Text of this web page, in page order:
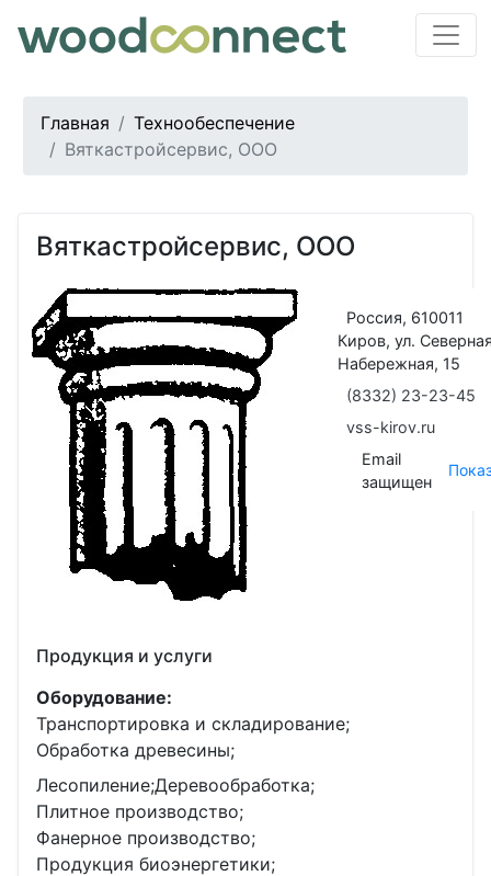
Главная
Технообеспечение
Вяткастройсервис, ООО
Вяткастройсервис, ООО
Россия, 610011
Киров, ул.
Набережная, 15
(8332) 23-23-45
vss-kirov.ru
Email
защищен
Продукция и услуги
Оборудование:
Транспортировка и складирование;
Обработка древесины;
Лесопиление;Деревообработка;
Плитное производство;
Фанерное производство;
Продукция биоэнергетики;